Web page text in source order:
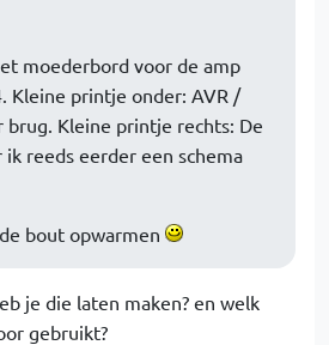
moederbord voor de amp
Kleine printje onder: AVR /
brug. Kleine printje rechts: De
reeds eerder een schema
bout opwarmen
je die laten maken? en welk
gebruikt?